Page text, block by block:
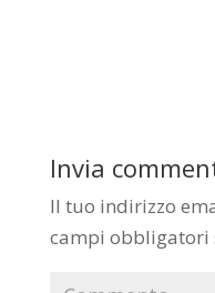
Invia
Il tuo indirizzo
campi obbligatori